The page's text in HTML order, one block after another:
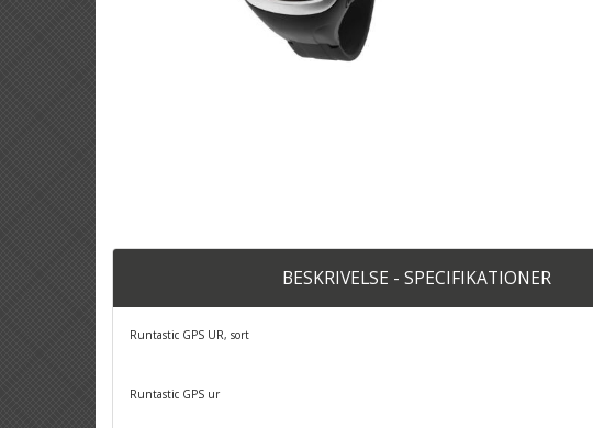
BESKRIVELSE - SPECIFIKATIONER
Runtastic GPS UR, sort
Runtastic GPS ur